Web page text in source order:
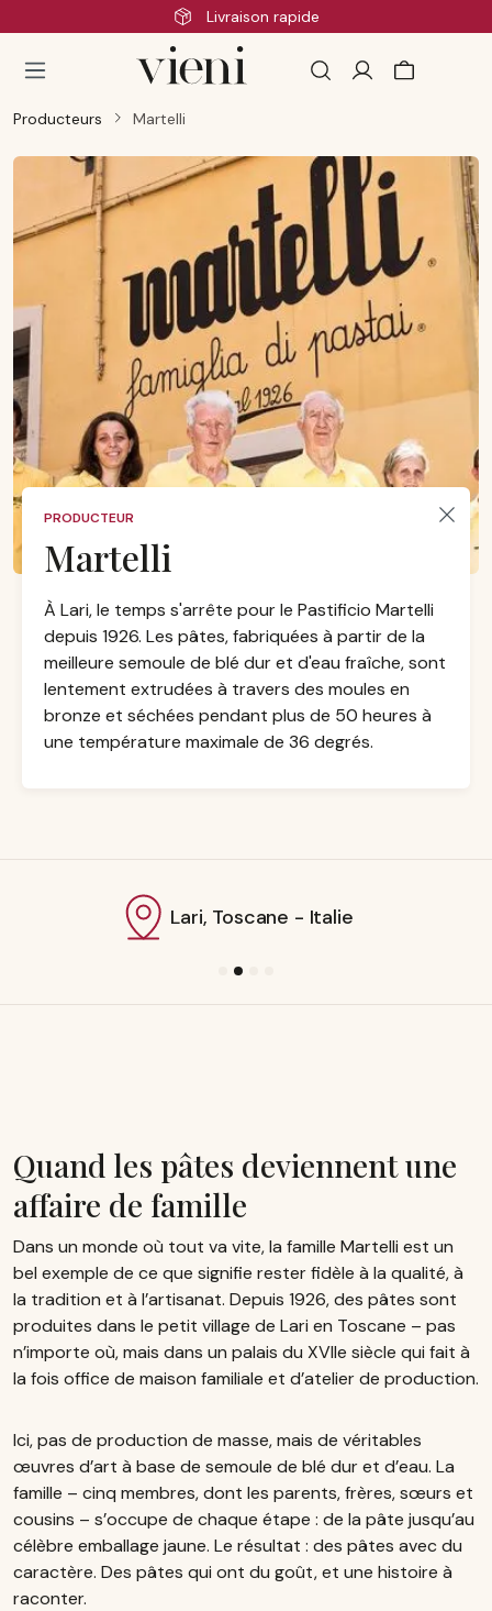
Passer au contenu principalLivraison rapide
Producteurs Martelli
PRODUCTEUR
Martelli
À Lari, le temps s'arrête pour le Pastificio Martelli
depuis 1926. Les pâtes, fabriquées à partir de la
meilleure semoule de blé dur et d'eau fraîche, sont
lentement extrudées à travers des moules en
bronze et séchées pendant plus de 50 heures à
une température maximale de 36 degrés.
Lari, Toscane - Italie
Quand les pâtes deviennent une
affaire de famille
Dans un monde où tout va vite, la famille Martelli est un
bel exemple de ce que signifie rester fidèle à la qualité, à
la tradition et à l’artisanat. Depuis 1926, des pâtes sont
produites dans le petit village de Lari en Toscane – pas
n’importe où, mais dans un palais du XVIIe siècle qui fait à
la fois office de maison familiale et d’atelier de production.
Ici, pas de production de masse, mais de véritables
œuvres d’art à base de semoule de blé dur et d’eau. La
famille – cinq membres, dont les parents, frères, sœurs et
cousins – s’occupe de chaque étape : de la pâte jusqu’au
célèbre emballage jaune. Le résultat : des pâtes avec du
caractère. Des pâtes qui ont du goût, et une histoire à
raconter.